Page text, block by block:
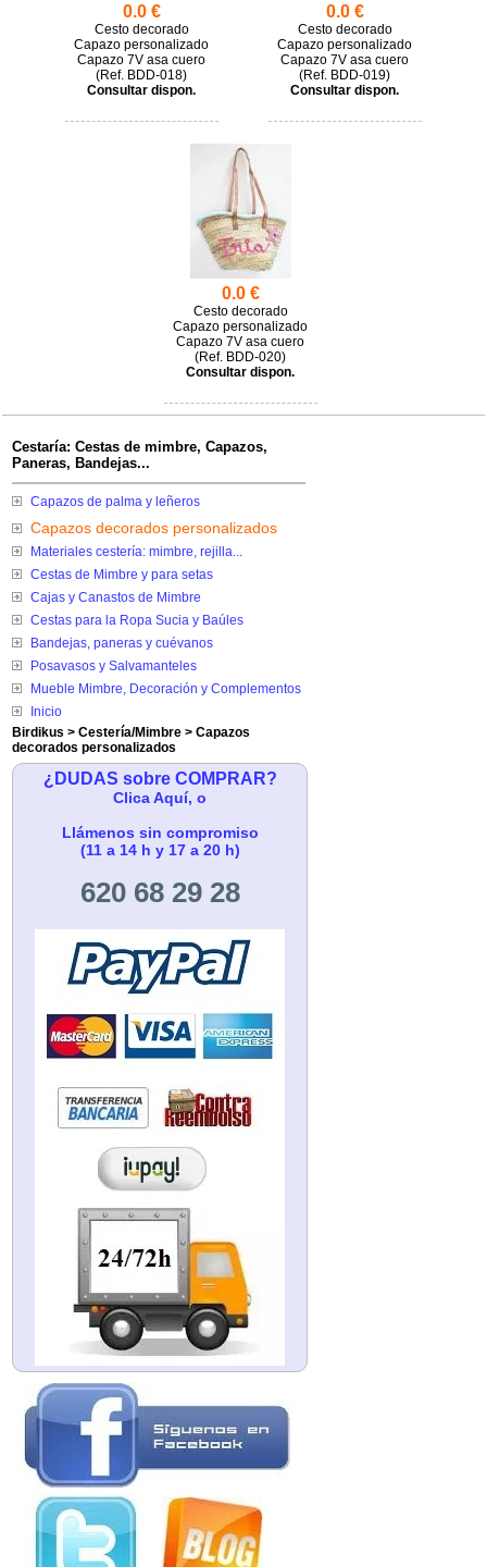
0.0 €
Cesto decorado
Capazo personalizado
Capazo 7V asa cuero
(
BDD-018)
Consultar dispon.
0.0 €
Cesto decorado
Capazo personalizado
Capazo 7V asa cuero
(
BDD-019)
Consultar dispon.
0.0 €
Cesto decorado
Capazo personalizado
Capazo 7V asa cuero
(
BDD-020)
Consultar dispon.
Cestaría: Cestas de mimbre, Capazos,
Paneras, Bandejas...
Capazos de palma y leñeros
Capazos decorados personalizados
Materiales cestería: mimbre, rejilla...
Cestas de Mimbre y para setas
Cajas y Canastos de Mimbre
Cestas para la Ropa Sucia y Baúles
Bandejas, paneras y cuévanos
Posavasos y Salvamanteles
Mueble Mimbre, Decoración y Complementos
Inicio
Birdikus > Cestería/Mimbre > Capazos
decorados personalizados
¿DUDAS sobre COMPRAR?
Clica Aquí, o
Llámenos sin compromiso
(11 a 14 h y 17 a 20 h)
620 68 29 28